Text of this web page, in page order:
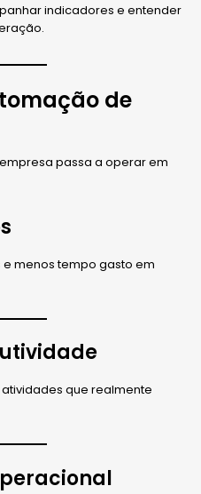
indicadores e entender
de
passa a operar em
menos tempo gasto em
que realmente